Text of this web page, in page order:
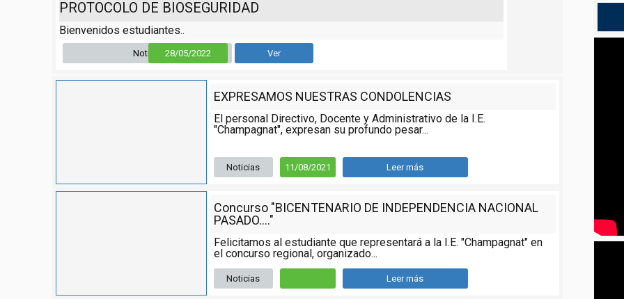
PROTOCOLO DE BIOSEGURIDAD
Bienvenidos estudiantes..
Noticia 28/05/2022 Ver
EXPRESAMOS NUESTRAS CONDOLENCIAS
El personal Directivo, Docente y Administrativo de la I.E.
"Champagnat", expresan su profundo pesar...
Noticias 11/08/2021 Leer más
Concurso "BICENTENARIO DE INDEPENDENCIA NACIONAL
PASADO...."
Felicitamos al estudiante que representará a la I.E. "Champagnat" en
el concurso regional, organizado...
Noticias Leer más